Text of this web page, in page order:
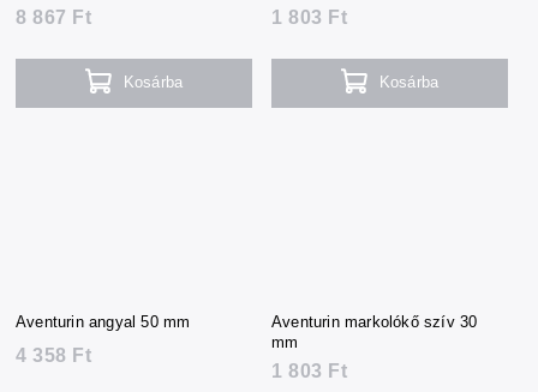
8 867 Ft
Kosárba
1 803 Ft
Kosárba
Aventurin angyal 50 mm
4 358 Ft
Aventurin markolókő szív 30
mm
1 803 Ft